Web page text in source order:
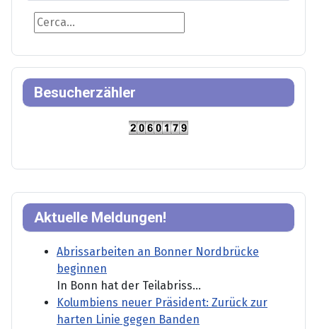
Aktuelle Meldungen!
Abrissarbeiten an Bonner Nordbrücke
beginnen
In Bonn hat der Teilabriss...
Kolumbiens neuer Präsident: Zurück zur
harten Linie gegen Banden
Suche
Besucherzähler